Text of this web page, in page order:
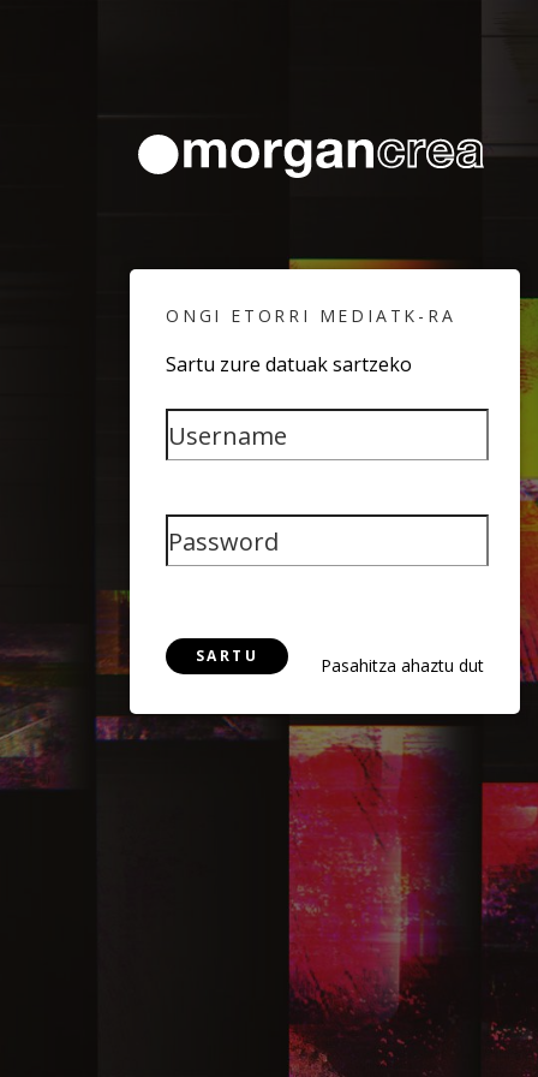
ONGI ETORRI MEDIATK-RA
Sartu zure datuak sartzeko
SARTU Pasahitza ahaztu dut